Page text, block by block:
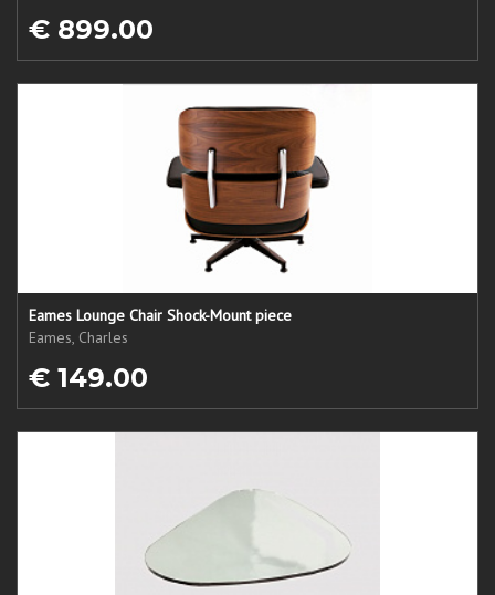
€ 899.00
Eames Lounge Chair Shock-Mount piece
Eames, Charles
€ 149.00